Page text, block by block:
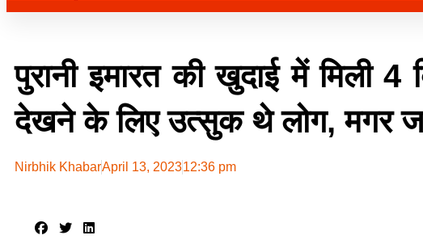
पुरानी इमारत की खुदाई में मिली 4
देखने के लिए उत्सुक थे लोग, मगर
Nirbhik KhabarApril 13, 202312:36 pm